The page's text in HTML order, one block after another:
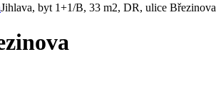
Jihlava, byt 1+1/B, 33 m2, DR, ulice Březinova